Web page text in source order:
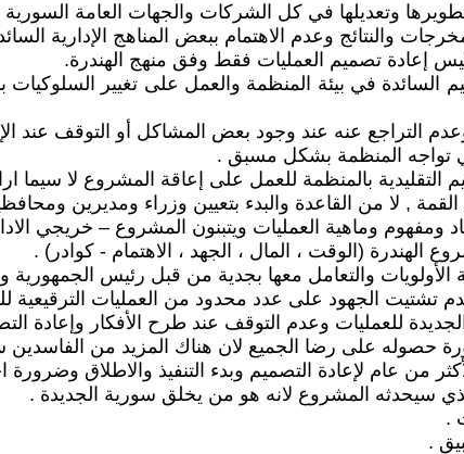
تطويرها وتعديلها في كل الشركات والجهات العامة
والنتائج وعدم الاهتمام ببعض المناهج الإدارية
إعادة تصميم العمليات فقط وفق منهج الهندرة.
السائدة في بيئة المنظمة والعمل على تغيير
التراجع عنه عند وجود بعض المشاكل أو التوقف عند
تواجه المنظمة بشكل مسبق .
التقليدية بالمنظمة للعمل على إعاقة المشروع لا سيما
القمة , لا من القاعدة والبدء بتعيين وزراء ومديرين
ومفهوم وماهية العمليات ويتبنون المشروع – خريجي
الهندرة (الوقت ، المال ، الجهد ، الاهتمام - كوادر) .
والتعامل معها بجدية من قبل رئيس الجمهورية
تشتيت الجهود على عدد محدود من العمليات الترقيعية
للعمليات وعدم التوقف عند طرح الأفكار وإعادة
حصوله على رضا الجميع لان هناك المزيد من
من عام لإعادة التصميم وبدء التنفيذ والاطلاق وضرورة
سيحدثه المشروع لانه هو من يخلق سورية الجديدة .
.
.